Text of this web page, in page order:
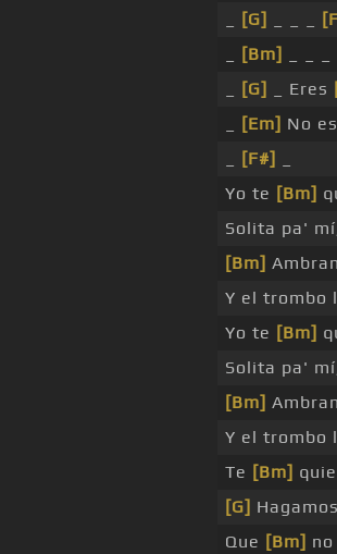
[G]
[Bm]
[G] _ Eres
[Em] No
[F#]
Yo te [Bm]
Solita pa'
[Bm]
Y el trombo
Yo te [Bm]
Solita pa'
[Bm]
Y el trombo
Te [Bm]
[G]
Que [Bm]